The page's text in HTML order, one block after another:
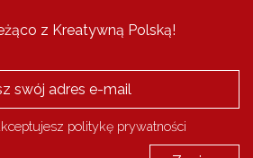
z Kreatywną Polską!
politykę prywatności